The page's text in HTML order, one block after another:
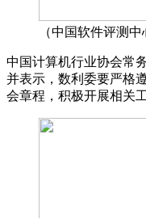
（中国软件评测
中国计算机行业协会常
并表示，数利委要严格
会章程，积极开展相关